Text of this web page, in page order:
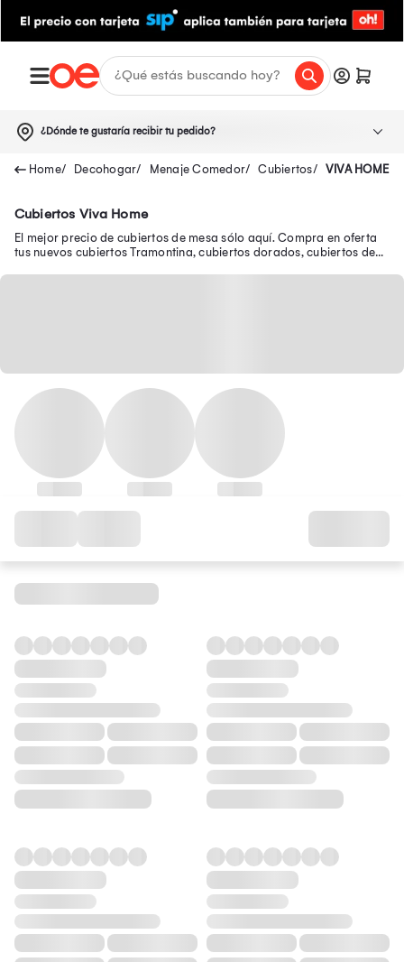
¿Dónde te gustaría recibir tu pedido?
Decohogar Menaje Comedor Cubiertos VIVA HOME
Cubiertos Viva Home
El mejor precio de cubiertos de mesa sólo aquí. Compra en oferta
tus nuevos cubiertos Tramontina, cubiertos dorados, cubiertos de